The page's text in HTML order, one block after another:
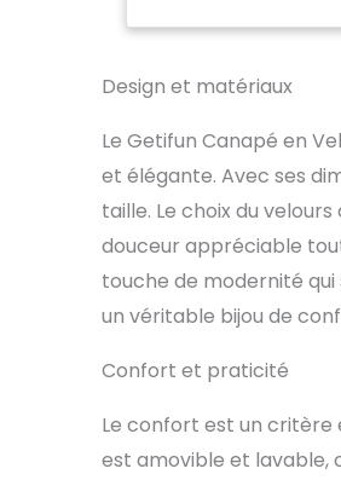
Design et matériaux
Le Getifun Canapé en
et élégante. Avec ses
taille. Le choix du
douceur appréciable
touche de modernité
un véritable bijou de
Confort et praticité
Le confort est un critère
est amovible et lavable,